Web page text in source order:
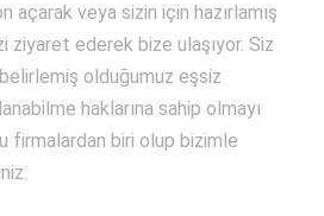
açarak veya sizin için hazırlamış
ederek bize ulaşıyor. Siz
olduğumuz eşsiz
haklarına sahip olmayı
firmalardan biri olup bizimle